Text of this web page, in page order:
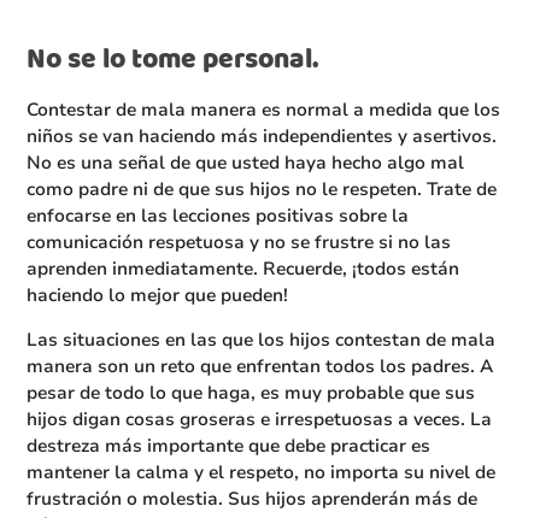
No se lo tome personal.
Contestar de mala manera es normal a medida que los
niños se van haciendo más independientes y asertivos.
No es una señal de que usted haya hecho algo mal
como padre ni de que sus hijos no le respeten. Trate de
enfocarse en las lecciones positivas sobre la
comunicación respetuosa y no se frustre si no las
aprenden inmediatamente. Recuerde, ¡todos están
haciendo lo mejor que pueden!
Las situaciones en las que los hijos contestan de mala
manera son un reto que enfrentan todos los padres. A
pesar de todo lo que haga, es muy probable que sus
hijos digan cosas groseras e irrespetuosas a veces. La
destreza más importante que debe practicar es
mantener la calma y el respeto, no importa su nivel de
frustración o molestia. Sus hijos aprenderán más de